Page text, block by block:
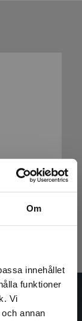
Om
innehållet
funktioner
Vi
annan